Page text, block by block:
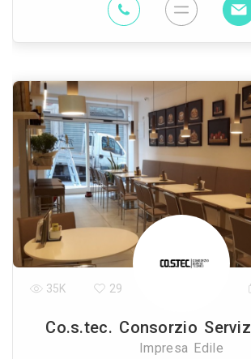
Co.s.tec. Consorzio
Impresa Edile
35K 29